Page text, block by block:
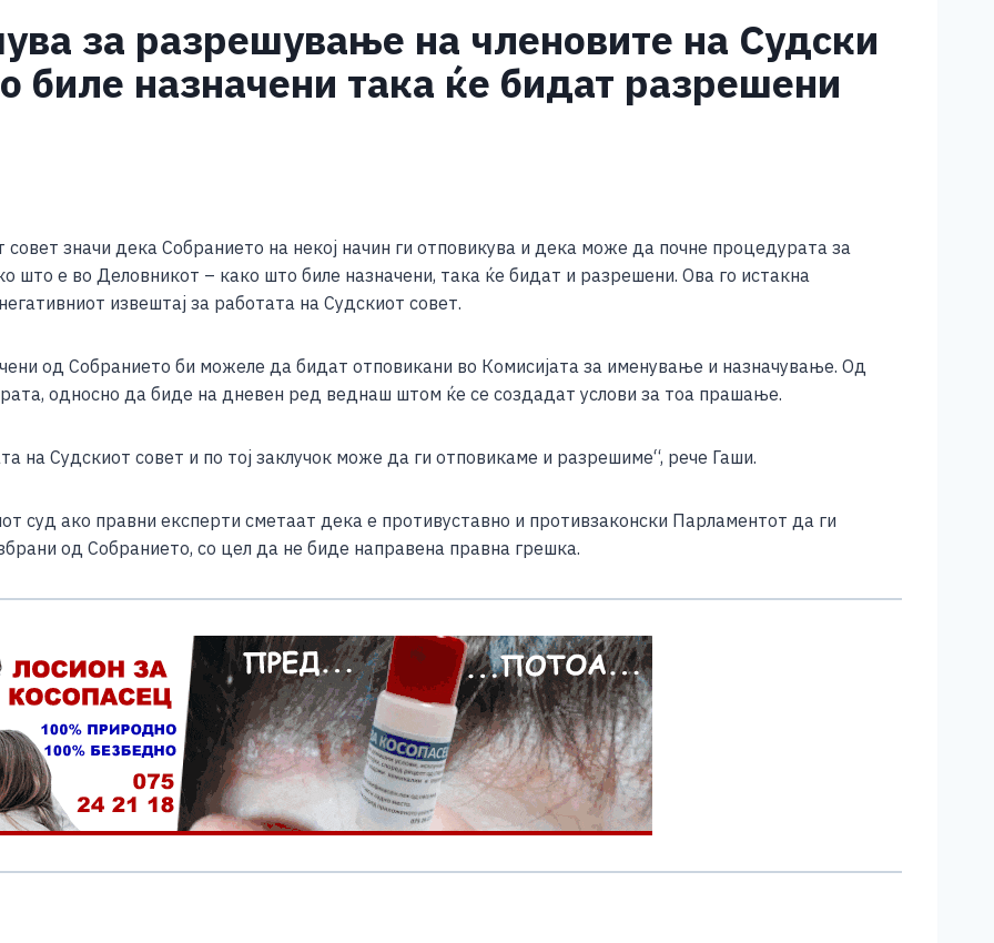
за разрешување на членовите на Судски
биле назначени така ќе бидат разрешени
значи дека Собранието на некој начин ги отповикува и дека може да почне процедурата за
што е во Деловникот – како што биле назначени, така ќе бидат и разрешени. Ова го истакна
извештај за работата на Судскиот совет.
од Собранието би можеле да бидат отповикани во Комисијата за именување и назначување. Од
односно да биде на дневен ред веднаш штом ќе се создадат услови за тоа прашање.
на Судскиот совет и по тој заклучок може да ги отповикаме и разрешиме“, рече Гаши.
суд ако правни експерти сметаат дека е противуставно и противзаконски Парламентот да ги
од Собранието, со цел да не биде направена правна грешка.